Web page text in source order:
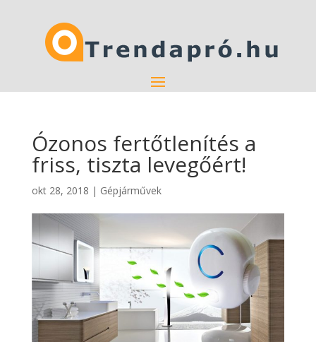
Ózonos fertőtlenítés a
friss, tiszta levegőért!
okt 28, 2018 | Gépjárművek